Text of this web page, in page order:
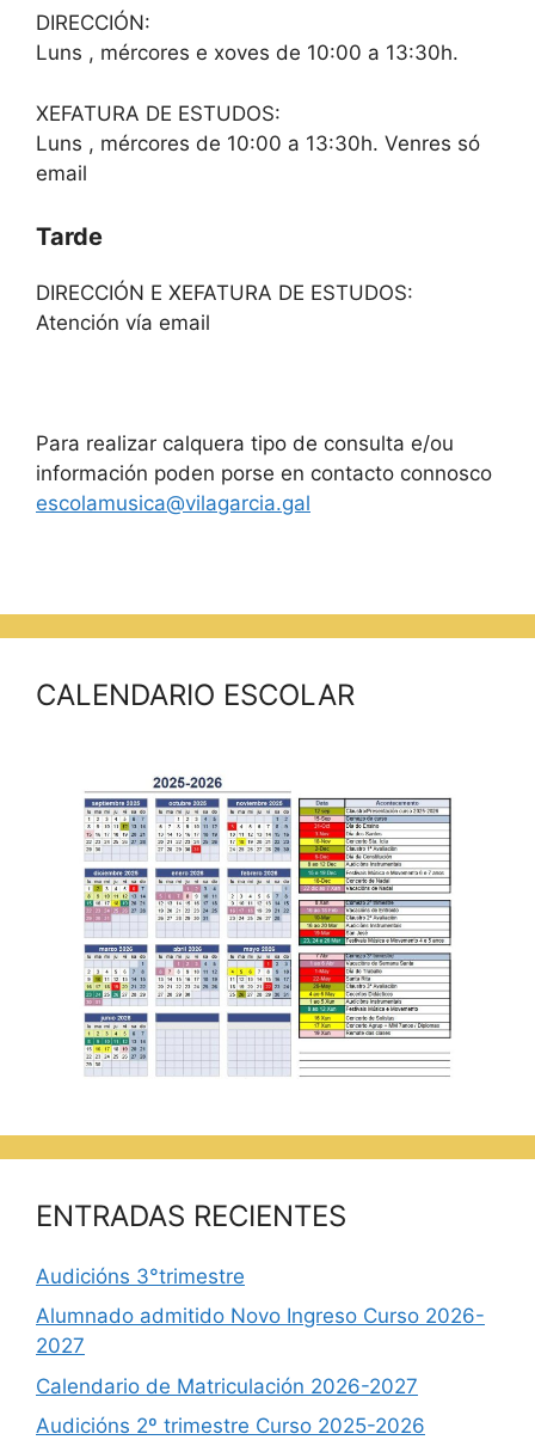
DIRECCIÓN:
Luns , mércores e xoves de 10:00 a 13:30h.
XEFATURA DE ESTUDOS:
Luns , mércores de 10:00 a 13:30h. Venres só
email
Tarde
DIRECCIÓN E XEFATURA DE ESTUDOS:
Atención vía email
Para realizar calquera tipo de consulta e/ou
información poden porse en contacto connosco
escolamusica@vilagarcia.gal
CALENDARIO ESCOLAR
ENTRADAS RECIENTES
Audicións 3°trimestre
Alumnado admitido Novo Ingreso Curso 2026-
2027
Calendario de Matriculación 2026-2027
Audicións 2º trimestre Curso 2025-2026